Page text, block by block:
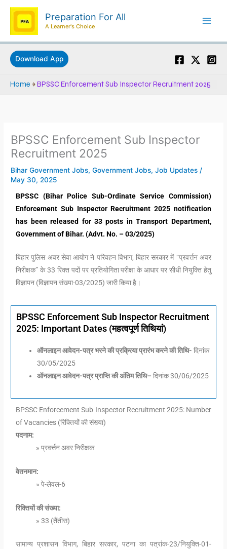
Skip
content
Preparation For All
A Learner's Choice
Download App
Home »BPSSC Enforcement Sub Inspector Recruitment 2025
BPSSC Enforcement Sub Inspector
Recruitment 2025
Bihar Government Jobs,Government Jobs,Job Updates /
May 30, 2025
BPSSC (Bihar Police Sub-Ordinate Service Commission)
Enforcement Sub Inspector Recruitment 2025 notification
has been released for 33 posts in Transport Department,
Government of Bihar. (Advt. No. – 03/2025)
बिहार पुलिस अवर सेवा आयोग ने परिवहन विभाग, बिहार सरकार में “प्रवर्त्तन अवर
निरीक्षक” के 33 रिक्त पदों पर प्रतियोगिता परीक्षा के आधार पर सीधी नियुक्ति हेतु
विज्ञापन (विज्ञापन संख्या-03/2025) जारी किया है।
BPSSC Enforcement Sub Inspector Recruitment
2025: Important Dates (महत्वपूर्ण तिथियां)
ऑनलाइन आवेदन-पत्र भरने की प्रक्रिया प्रारंभ करने की तिथि- दिनांक
30/05/2025
ऑनलाइन आवेदन-पत्र प्राप्ति की अंतिम तिथि– दिनांक 30/06/2025
BPSSC Enforcement Sub Inspector Recruitment 2025: Number
of Vacancies (रिक्तियों की संख्या)
पदनाम:
» प्रवर्त्तन अवर निरीक्षक
वेतनमान:
» पे-लेवल-6
रिक्तियों की संख्या:
» 33 (तैंतीस)
सामान्य प्रशासन विभाग, बिहार सरकार, पटना का पत्रांक-23/नियुक्ति-01-